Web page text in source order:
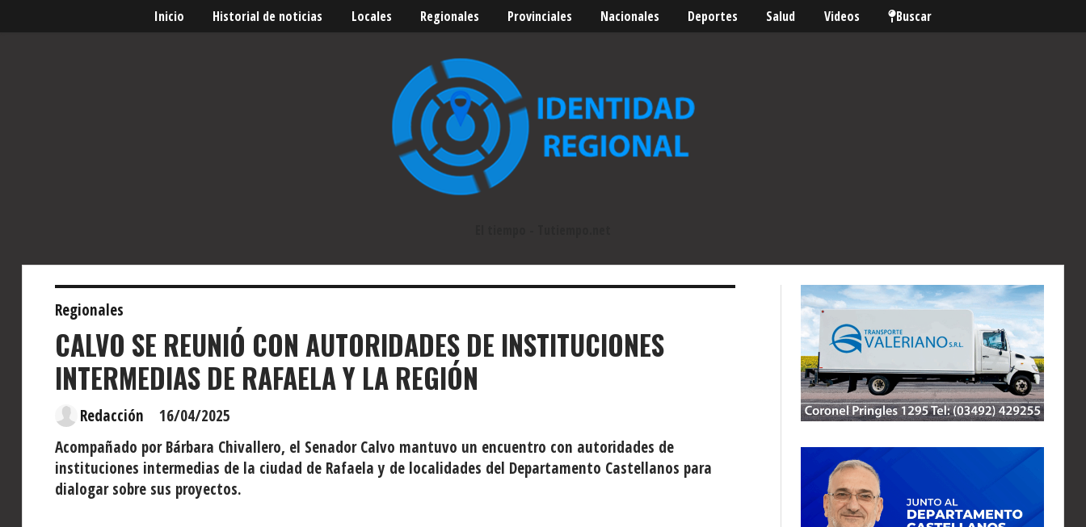
Inicio Historial de noticias Locales Regionales Provinciales Nacionales Deportes Salud Videos Buscar
CALVO SE REUNIÓ CON AUTORIDADES DE INSTITUCIONES
INTERMEDIAS DE RAFAELA Y LA REGIÓN
Acompañado por Bárbara Chivallero, el Senador Calvo mantuvo un encuentro con autoridades de
instituciones intermedias de la ciudad de Rafaela y de localidades del Departamento Castellanos para
dialogar sobre sus proyectos.
Regionales
16/04/2025
Redacción